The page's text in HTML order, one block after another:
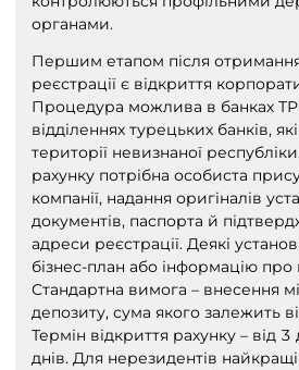
органами.
Першим етапом після
реєстрації є відкриття
Процедура можлива в банках
відділеннях турецьких банків,
території невизнаної
рахунку потрібна особиста
компанії, надання оригіналів
документів, паспорта й
адреси реєстрації. Деякі
бізнес-план або інформацію про
Стандартна вимога – внесення
депозиту, сума якого залежить
Термін відкриття рахунку – від
днів. Для нерезидентів